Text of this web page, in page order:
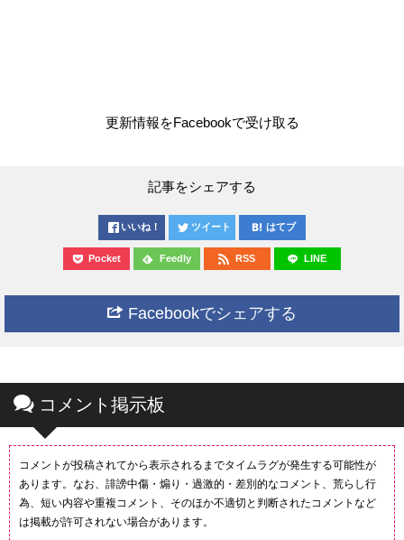
更新情報をFacebookで受け取る
記事をシェアする
いいね！ ツイート はてブ
Pocket Feedly RSS LINE
Facebookでシェアする
コメント掲示板
コメントが投稿されてから表示されるまでタイムラグが発生する可能性が
あります。なお、誹謗中傷・煽り・過激的・差別的なコメント、荒らし行
為、短い内容や重複コメント、そのほか不適切と判断されたコメントなど
は掲載が許可されない場合があります。